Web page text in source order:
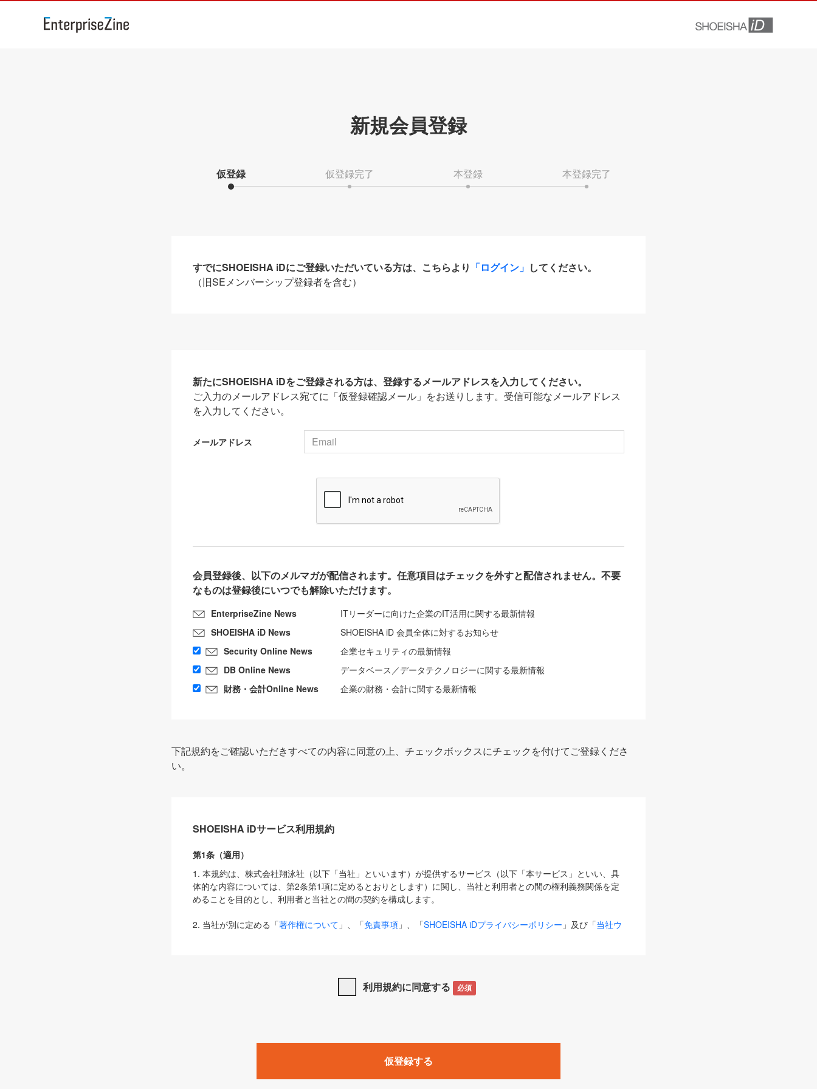
新規会員登録
仮登録 仮登録完了 本登録 本登録完了
すでにSHOEISHA iDにご登録いただいている方は、こちらより 「ログイン」 してください。
（旧SEメンバーシップ登録者を含む）
新たにSHOEISHA iDをご登録される方は、登録するメールアドレスを入力してください。
ご入力のメールアドレス宛てに「仮登録確認メール」をお送りします。受信可能なメールアドレス
を入力してください。
メールアドレス
会員登録後、以下のメルマガが配信されます。任意項目はチェックを外すと配信されません。不要
なものは登録後にいつでも解除いただけます。
EnterpriseZine News
ITリーダーに向けた企業のIT活用に関する最新情報
SHOEISHA iD News
SHOEISHA iD 会員全体に対するお知らせ
Security Online News
企業セキュリティの最新情報
DB Online News
データベース／データテクノロジーに関する最新情報
財務・会計Online News
企業の財務・会計に関する最新情報
下記規約をご確認いただきすべての内容に同意の上、チェックボックスにチェックを付けてご登録くださ
い。
SHOEISHA iDサービス利用規約
第1条（適用）
1. 本規約は、株式会社翔泳社（以下「当社」といいます）が提供するサービス（以下「本サービス」といい、具
体的な内容については、第2条第1項に定めるとおりとします）に関し、当社と利用者との間の権利義務関係を定
めることを目的とし、利用者と当社との間の契約を構成します。
2. 当社が別に定める「著作権について 」、「免責事項 」、「SHOEISHA iDプライバシーポリシー 」及び「当社ウ
は、本規約の規定が優先して適用されるものとします。
1. 「本サービス」とは、当社が提供する以下のサービス（名称や内容が変更された場合、変更後のサービスを含
みます）及びこれらサービスに関連して当社が実施するイベントやキャンペーンをいいます。
「SEBook」「SEShop」「CodeZine」「MarkeZine」「EnterpriseZine」「ECzine」「Biz/Zine」「HRzine」
利用規約に同意する 必須
仮登録する